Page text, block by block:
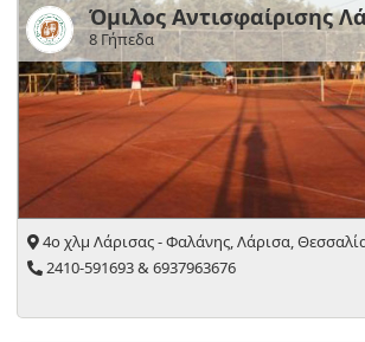
Όμιλος Αντισφαίρισης
8 Γήπεδα
4ο χλμ Λάρισας - Φαλάνης, Λάρισα,
2410-591693 & 6937963676